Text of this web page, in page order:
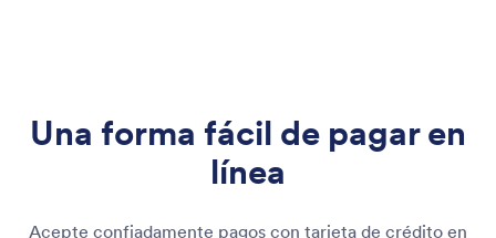
Una forma fácil de pagar en
línea
Acepte confiadamente pagos con tarjeta de crédito en